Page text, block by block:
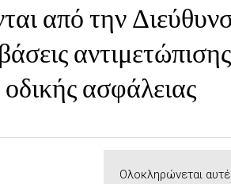
από την
ασφάλειας
Ολοκληρώνεται